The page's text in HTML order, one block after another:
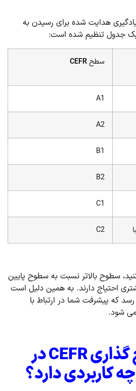
هدایت شده برای رسیدن به
جدول تنظیم شده است:
سطحCEFR
A1
A2
B1
B2
C1
C2
سطوح بالاتر نسبت به سطوح پایین
احتیاج دارند. به همین دلیل است
که پیشرفت شما در ارتباط با
می شود.
CEFRدر
کاربردی دارد؟